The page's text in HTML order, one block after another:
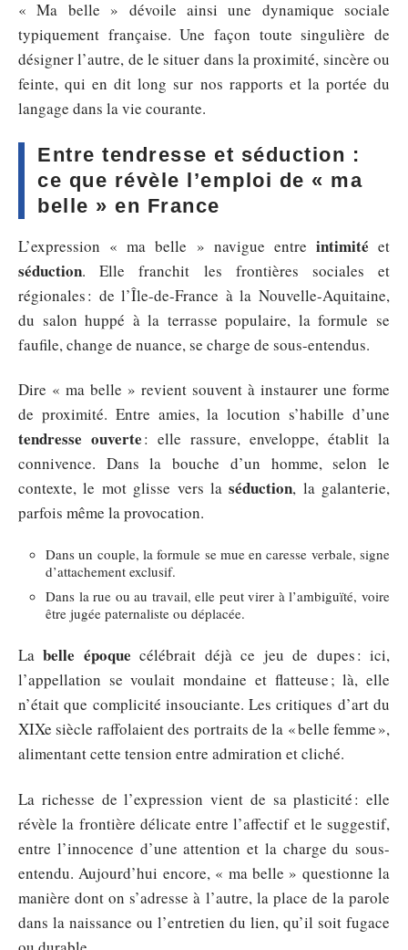
« Ma belle » dévoile ainsi une dynamique sociale
typiquement française. Une façon toute singulière de
désigner l’autre, de le situer dans la proximité, sincère ou
feinte, qui en dit long sur nos rapports et la portée du
langage dans la vie courante.
Entre tendresse et séduction :
ce que révèle l’emploi de « ma
belle » en France
L’expression « ma belle » navigue entre intimité et
séduction. Elle franchit les frontières sociales et
régionales : de l’Île-de-France à la Nouvelle-Aquitaine,
du salon huppé à la terrasse populaire, la formule se
faufile, change de nuance, se charge de sous-entendus.
Dire « ma belle » revient souvent à instaurer une forme
de proximité. Entre amies, la locution s’habille d’une
tendresse ouverte: elle rassure, enveloppe, établit la
connivence. Dans la bouche d’un homme, selon le
contexte, le mot glisse vers laséduction, la galanterie,
parfois même la provocation.
Dans un couple, la formule se mue en caresse verbale, signe
d’attachement exclusif.
Dans la rue ou au travail, elle peut virer à l’ambiguïté, voire
être jugée paternaliste ou déplacée.
Labelle époque célébrait déjà ce jeu de dupes : ici,
l’appellation se voulait mondaine et flatteuse ; là, elle
n’était que complicité insouciante. Les critiques d’art du
XIXe siècle raffolaient des portraits de la « belle femme »,
alimentant cette tension entre admiration et cliché.
La richesse de l’expression vient de sa plasticité : elle
révèle la frontière délicate entre l’affectif et le suggestif,
entre l’innocence d’une attention et la charge du sous-
entendu. Aujourd’hui encore, « ma belle » questionne la
manière dont on s’adresse à l’autre, la place de la parole
dans la naissance ou l’entretien du lien, qu’il soit fugace